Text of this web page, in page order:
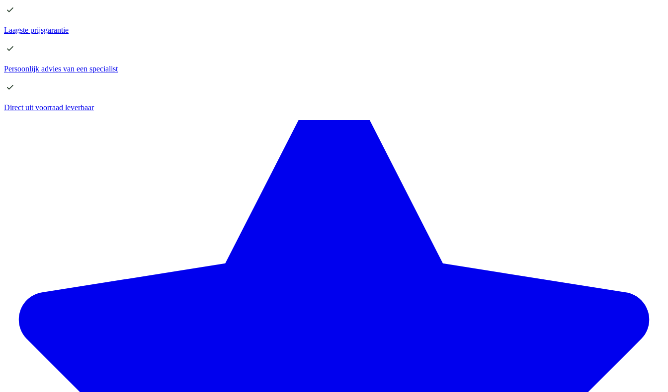
Laagste prijsgarantie
Persoonlijk advies van een specialist
Direct uit voorraad leverbaar